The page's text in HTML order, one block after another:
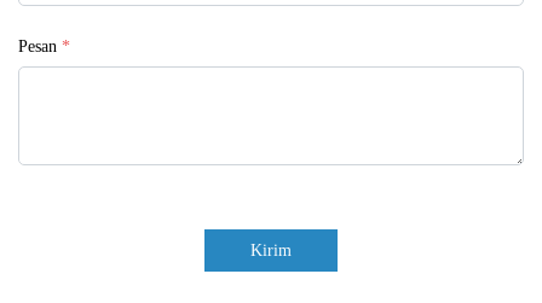
Pesan *
Kirim